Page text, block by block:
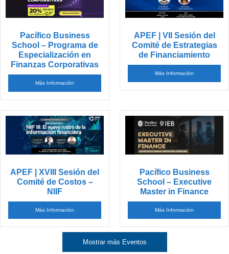
Pacífico Business
School – Programa de
Especialización en
Finanzas Corporativas
Más Información
APEF | VII Sesión del
Comité de Estrategias
de Financiamiento
Más Información
APEF | XVIII Sesión del
Comité de Costos –
NIIF
Más Información
Pacífico Business
School – Executive
Master in Finance
Más Información
Mostrar más Eventos